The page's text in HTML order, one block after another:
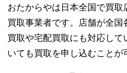
おたからやは日本全国で買取
買取事業者です。店舗が全国
買取や宅配買取にも対応して
いても買取を申し込むことが